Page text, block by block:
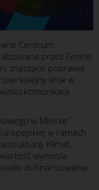
Centrum
przez Gminę
znacząco poprawia
kolejny krok w
komunikacji
w Mielnie”
w ramach
Klimat,
wyniosła
dofinansowanie